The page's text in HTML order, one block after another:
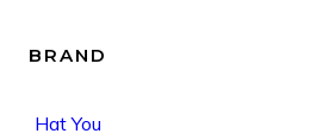
BRAND
Hat You